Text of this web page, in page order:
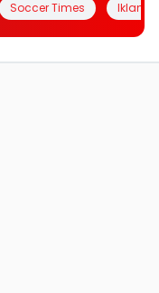
Soccer Times Iklanin